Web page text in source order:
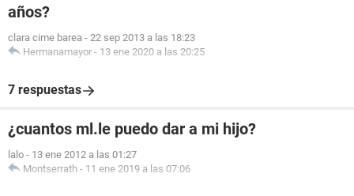
años?
clara cime barea - 22 sep 2013 a las 18:23
Hermanamayor - 13 ene 2020 a las 20:25
7 respuestas
¿cuantos ml.le puedo dar a mi hijo?
lalo - 13 ene 2012 a las 01:27
Montserrath - 11 ene 2019 a las 07:06